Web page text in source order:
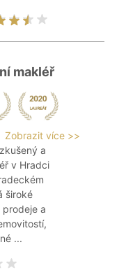
makléř
Zobrazit více >>
a
v Hradci
široké
a
...